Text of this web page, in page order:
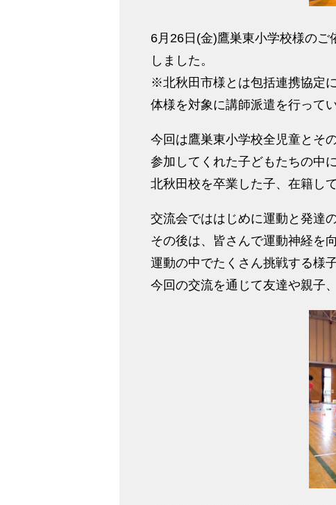
6月26日(金)鷹巣東小学校様の
しました。
※北秋田市様とは包括連携協定
体様を対象に講師派遣を行ってい
今回は鷹巣東小学校全児童とそ
参加してくれた子どもたちの中
北秋田校を卒業した子、在籍し
交流会でははじめに運動と発達
その後は、皆さんで運動神経を
運動の中でたくさん挑戦する様
今回の交流を通じて友達や親子